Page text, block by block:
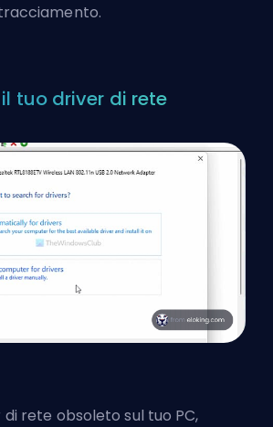
.
tuo driver di rete
di rete obsoleto sul tuo PC,